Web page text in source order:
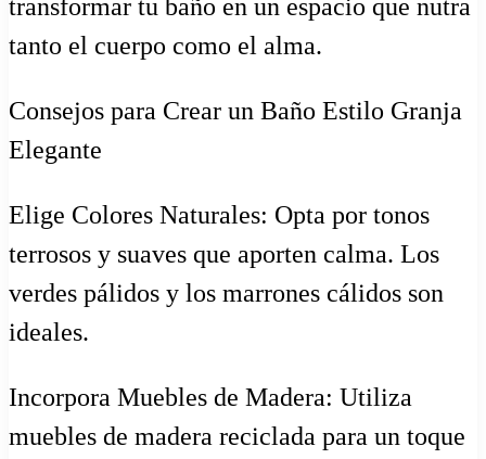
transformar tu baño en un espacio que nutra
tanto el cuerpo como el alma.
Consejos para Crear un Baño Estilo Granja
Elegante
Elige Colores Naturales: Opta por tonos
terrosos y suaves que aporten calma. Los
verdes pálidos y los marrones cálidos son
ideales.
Incorpora Muebles de Madera: Utiliza
muebles de madera reciclada para un toque